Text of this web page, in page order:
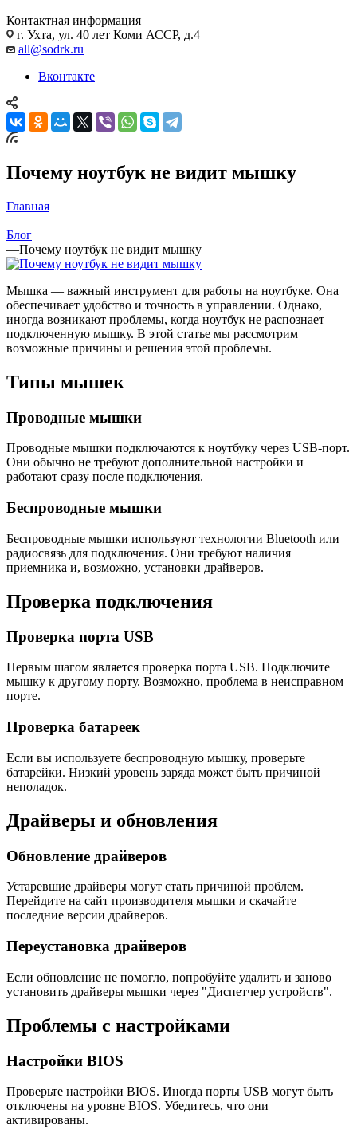
Контактная информация
г. Ухта, ул. 40 лет Коми АССР, д.4
all@sodrk.ru
Вконтакте
Почему ноутбук не видит мышку
Главная
—
Блог
—Почему ноутбук не видит мышку
Мышка — важный инструмент для работы на ноутбуке. Она
обеспечивает удобство и точность в управлении. Однако,
иногда возникают проблемы, когда ноутбук не распознает
подключенную мышку. В этой статье мы рассмотрим
возможные причины и решения этой проблемы.
Типы мышек
Проводные мышки
Проводные мышки подключаются к ноутбуку через USB-порт.
Они обычно не требуют дополнительной настройки и
работают сразу после подключения.
Беспроводные мышки
Беспроводные мышки используют технологии Bluetooth или
радиосвязь для подключения. Они требуют наличия
приемника и, возможно, установки драйверов.
Проверка подключения
Проверка порта USB
Первым шагом является проверка порта USB. Подключите
мышку к другому порту. Возможно, проблема в неисправном
порте.
Проверка батареек
Если вы используете беспроводную мышку, проверьте
батарейки. Низкий уровень заряда может быть причиной
неполадок.
Драйверы и обновления
Обновление драйверов
Устаревшие драйверы могут стать причиной проблем.
Перейдите на сайт производителя мышки и скачайте
последние версии драйверов.
Переустановка драйверов
Если обновление не помогло, попробуйте удалить и заново
установить драйверы мышки через "Диспетчер устройств".
Проблемы с настройками
Настройки BIOS
Проверьте настройки BIOS. Иногда порты USB могут быть
отключены на уровне BIOS. Убедитесь, что они
активированы.